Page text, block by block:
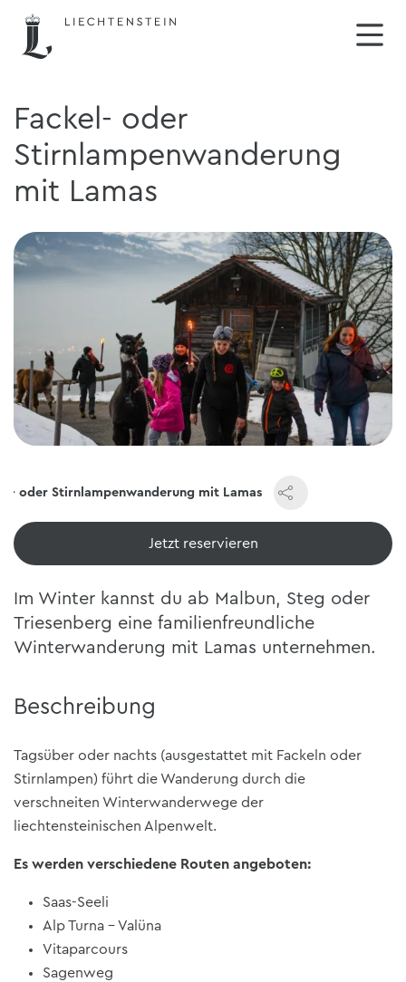
Fackel- oder
Stirnlampenwanderung
mit Lamas
oder Stirnlampenwanderung mit Lamas
Jetzt reservieren
Im Winter kannst du ab Malbun, Steg oder
Triesenberg eine familienfreundliche
Winterwanderung mit Lamas unternehmen.
Beschreibung
Tagsüber oder nachts (ausgestattet mit Fackeln oder
Stirnlampen) führt die Wanderung durch die
verschneiten Winterwanderwege der
liechtensteinischen Alpenwelt.
Es werden verschiedene Routen angeboten:
Saas-Seeli
Alp Turna - Valüna
Vitaparcours
Sagenweg